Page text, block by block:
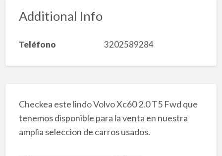
Additional Info
Teléfono 3202589284
Checkea este lindo Volvo Xc60 2.0 T5 Fwd que
tenemos disponible para la venta en nuestra
amplia seleccion de carros usados.